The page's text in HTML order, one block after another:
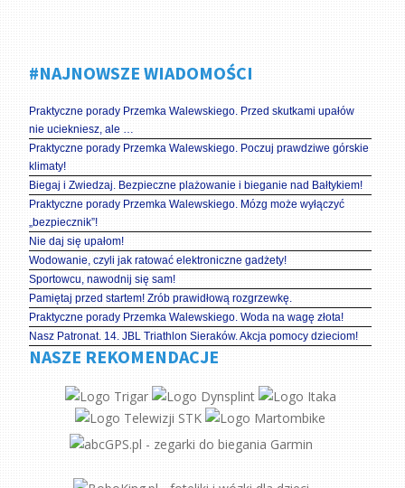
#NAJNOWSZE WIADOMOŚCI
Praktyczne porady Przemka Walewskiego. Przed skutkami upałów
nie uciekniesz, ale …
Praktyczne porady Przemka Walewskiego. Poczuj prawdziwe górskie
klimaty!
Biegaj i Zwiedzaj. Bezpieczne plażowanie i bieganie nad Bałtykiem!
Praktyczne porady Przemka Walewskiego. Mózg może wyłączyć
„bezpiecznik”!
Nie daj się upałom!
Wodowanie, czyli jak ratować elektroniczne gadżety!
Sportowcu, nawodnij się sam!
Pamiętaj przed startem! Zrób prawidłową rozgrzewkę.
Praktyczne porady Przemka Walewskiego. Woda na wagę złota!
Nasz Patronat. 14. JBL Triathlon Sieraków. Akcja pomocy dzieciom!
NASZE REKOMENDACJE